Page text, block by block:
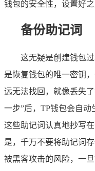
钱包的安全性，设置好之
备份助记词
这无疑是创建钱包
是恢复钱包的唯一密钥
远无法找回，就像丢失
一步”后，TP钱包会自
这些助记词认真地抄写
是，千万不要将助记词
被黑客攻击的风险，一